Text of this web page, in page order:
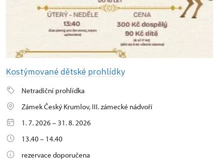
Kostýmované dětské prohlídky
Netradiční prohlídka
Zámek Český Krumlov, III. zámecké nádvoří
1. 7. 2026 – 31. 8. 2026
13.40 – 14.40
rezervace doporučena